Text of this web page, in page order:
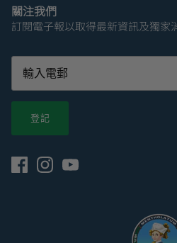
關注我們
訂閱電子報以取得最新資訊及獨家
登記